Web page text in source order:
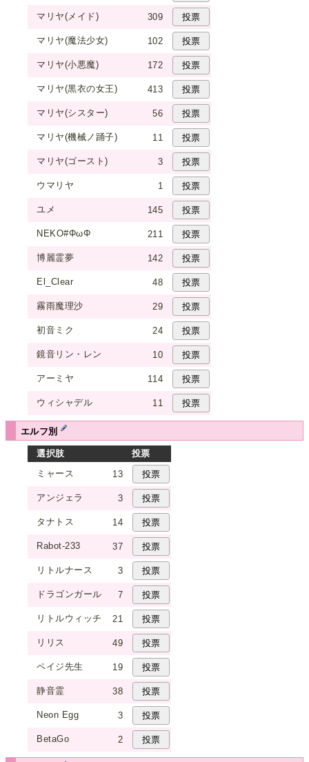
マリヤ(メイド) 309
マリヤ(魔法少女) 102
マリヤ(小悪魔) 172
マリヤ(黒衣の女王) 413
マリヤ(シスター) 56
マリヤ(機械ノ踊子) 11
マリヤ(ゴースト) 3
ウマリヤ 1
ユメ 145
NEKO#ΦωΦ 211
博麗霊夢 142
El_Clear 48
霧雨魔理沙 29
初音ミク 24
鏡音リン・レン 10
アーミヤ 114
ウィシャデル 11
エルフ別
選択肢
投票
ミャース
13
アンジェラ 3
タナトス 14
Rabot-233 37
リトルナース 3
ドラゴンガール 7
リトルウィッチ 21
リリス 49
ペイジ先生 19
静音霊 38
Neon Egg 3
BetaGo 2